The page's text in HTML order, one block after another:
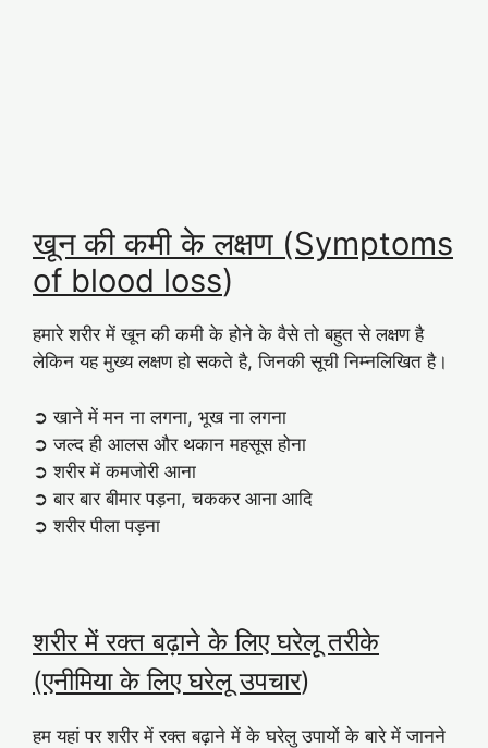
खून की कमी के लक्षण (Symptoms
of blood loss)
हमारे शरीर में खून की कमी के होने के वैसे तो बहुत से लक्षण है
लेकिन यह मुख्य लक्षण हो सकते है, जिनकी सूची निम्नलिखित है।
➲ खाने में मन ना लगना, भूख ना लगना
➲ जल्द ही आलस और थकान महसूस होना
➲ शरीर में कमजोरी आना
➲ बार बार बीमार पड़ना, चककर आना आदि
➲ शरीर पीला पड़ना
शरीर में रक्त बढ़ाने के लिए घरेलू तरीके
(एनीमिया के लिए घरेलू उपचार)
हम यहां पर शरीर में रक्त बढ़ाने में के घरेलु उपायों के बारे में जानने